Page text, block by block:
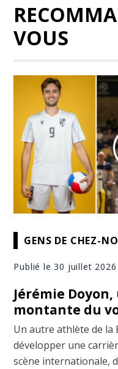
VOUS
GENS DE CHEZ-
Publié le 30 juillet 2026
Jérémie
montante du
Un autre athlète de la
développer une
scène internationale,